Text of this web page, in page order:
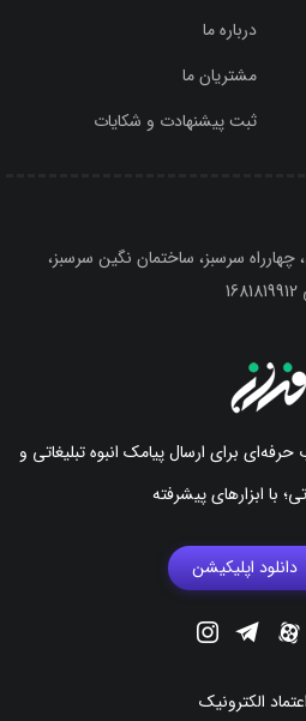
درباره ما
مشتریان ما
ثبت پیشنهادت و شکایات
چهارراه سرسبز، ساختمان نگین سرسبز،
برای ارسال پیامک انبوه تبلیغاتی و
با ابزارهای پیشرفته
دانلود اپلیکیشن
الکترونیک